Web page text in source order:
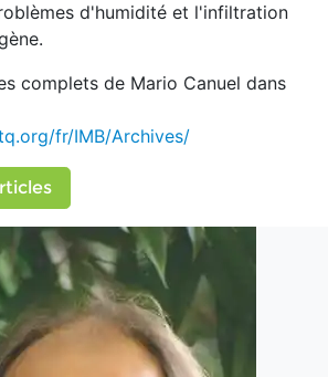
d'humidité et l'infiltration
complets de Mario Canuel dans
fr/IMB/Archives/